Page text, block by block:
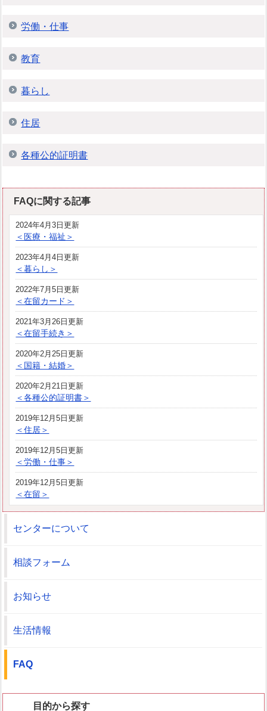
労働・仕事
教育
暮らし
住居
各種公的証明書
FAQに関する記事
2024年4月3日更新
＜医療・福祉＞
2023年4月4日更新
＜暮らし＞
2022年7月5日更新
＜在留カード＞
2021年3月26日更新
＜在留手続き＞
2020年2月25日更新
＜国籍・結婚＞
2020年2月21日更新
＜各種公的証明書＞
2019年12月5日更新
＜住居＞
2019年12月5日更新
＜労働・仕事＞
2019年12月5日更新
＜在留＞
センターについて
相談フォーム
お知らせ
生活情報
FAQ
目的から探す